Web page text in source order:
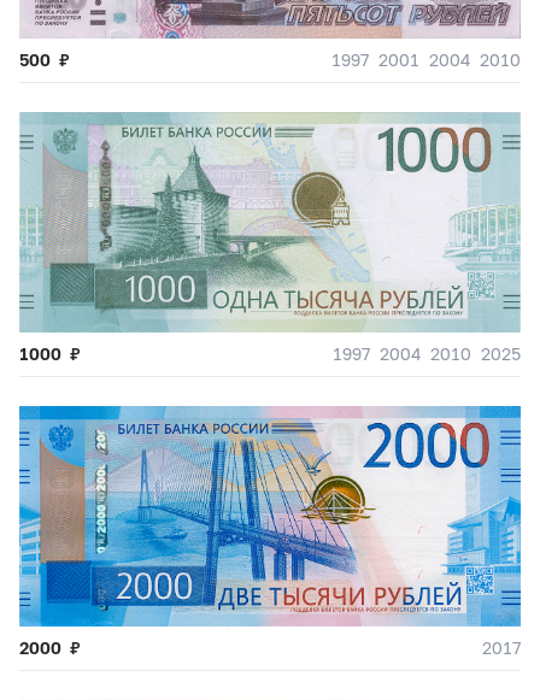
500 ₽ 1997 2001 2004 2010
1000 ₽ 1997 2004 2010 2025
2000 ₽ 2017